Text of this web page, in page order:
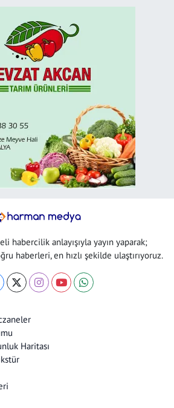
habercilik anlayışıyla yayın yaparak;
haberleri, en hızlı şekilde ulaştırıyoruz.
Haritası